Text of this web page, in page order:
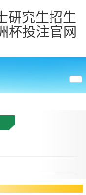
研究生招生
杯投注官网